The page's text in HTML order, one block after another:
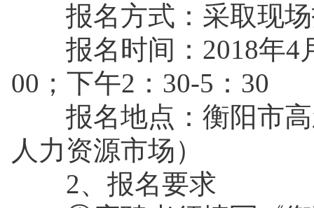
报名方式：采取现场
报名时间：2018年4
00；下午2：30-5：30
报名地点：衡阳市高
人力资源市场）
2、报名要求